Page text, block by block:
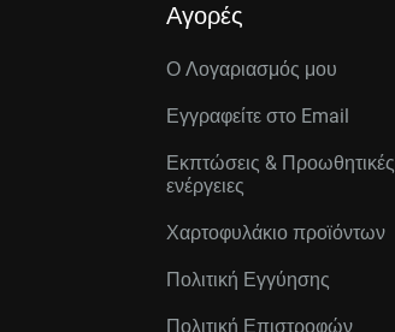
Αγορές
Ο Λογαριασμός μου
Εγγραφείτε στo Email
Εκπτώσεις & Προωθητικές
ενέργειες
Χαρτοφυλάκιο προϊόντων
Πολιτική Εγγύησης
Πολιτική Επιστροφών